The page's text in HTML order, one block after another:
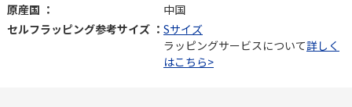
原産国 ：
中国
セルフラッピング参考サイズ ： Sサイズ
ラッピングサービスについて詳しく
はこちら>